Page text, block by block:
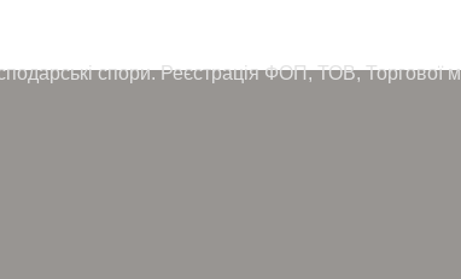
спори. Реєстрація ФОП, ТОВ, Торгової